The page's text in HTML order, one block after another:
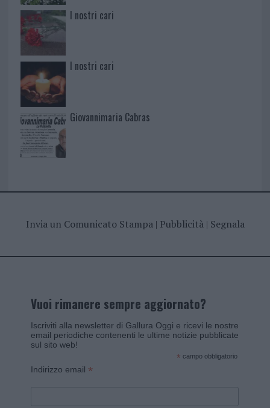
I nostri cari
I nostri cari
Giovannimaria Cabras
Invia un Comunicato Stampa| Pubblicità| Segnala
Vuoi rimanere sempre aggiornato?
Iscriviti alla newsletter di Gallura Oggi e ricevi le nostre
email periodiche contenenti le ultime notizie pubblicate
sul sito web!
* campo obbligatorio
Indirizzo email *